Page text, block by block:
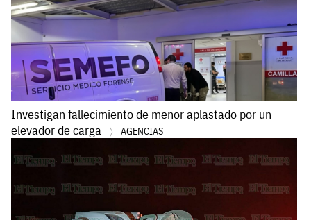
Investigan fallecimiento de menor aplastado por un
elevador de carga
AGENCIAS